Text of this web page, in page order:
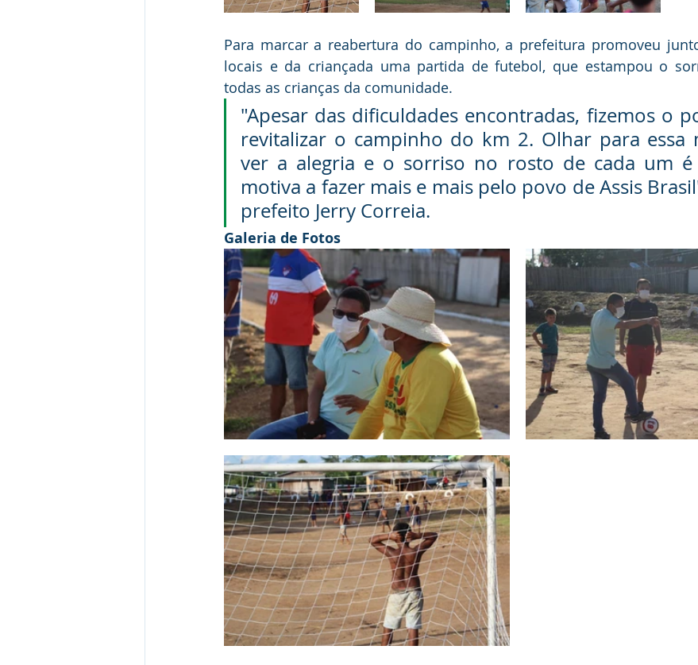
Para marcar a reabertura do campinho, a prefeitura promoveu
locais e da criançada uma partida de futebol, que estampou o
todas as crianças da comunidade.
"Apesar das dificuldades encontradas, fizemos o
revitalizar o campinho do km 2. Olhar para essa
ver a alegria e o sorriso no rosto de cada um
motiva a fazer mais e mais pelo povo de Assis
prefeito Jerry Correia.
Galeria de Fotos